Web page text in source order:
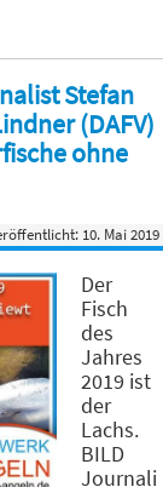
Stefan
(DAFV)
ohne
10. Mai 2019
Der
Fisch
des
Jahres
2019 ist
der
Lachs.
BILD
Journali